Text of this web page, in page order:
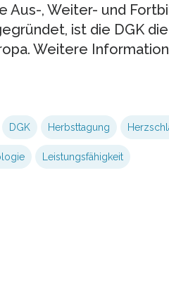
Aus-, Weiter- und
ist die DGK
Weitere
DGK Herbsttagung
Leistungsfähigkeit